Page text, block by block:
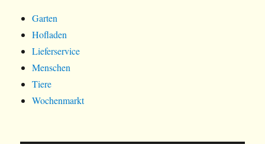
Garten
Hofladen
Lieferservice
Menschen
Tiere
Wochenmarkt